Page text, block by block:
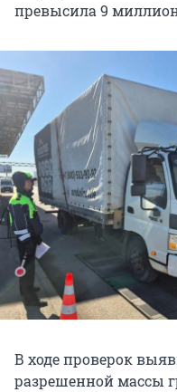
превысила 9
В ходе проверок
разрешенной массы